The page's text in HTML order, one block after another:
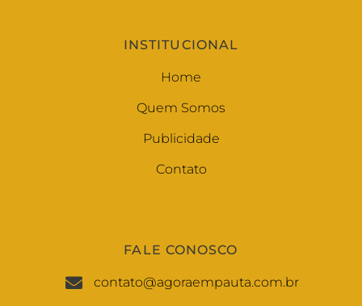
INSTITUCIONAL
Home
Quem Somos
Publicidade
Contato
FALE CONOSCO
contato@agoraempauta.com.br